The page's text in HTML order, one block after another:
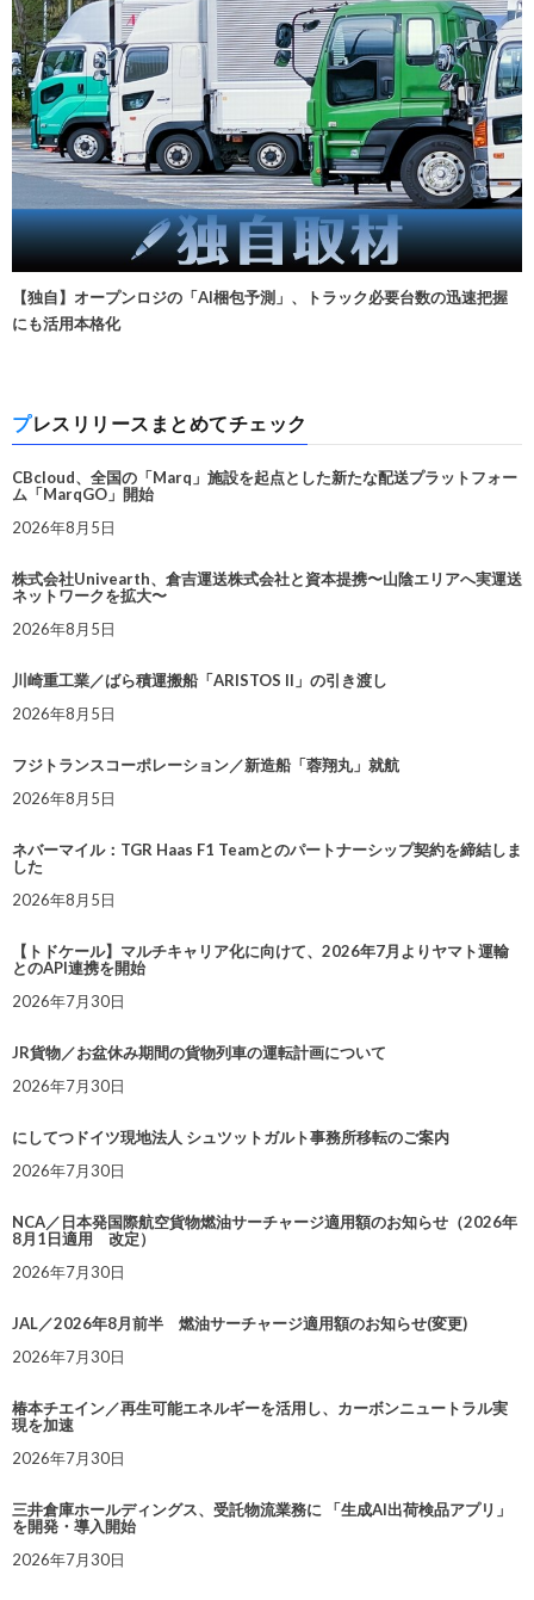
【独自】オープンロジの「AI梱包予測」、トラック必要台数の迅速把握
にも活用本格化
プレスリリースまとめてチェック
CBcloud、全国の「Marq」施設を起点とした新たな配送プラットフォー
ム「MarqGO」開始
2026年8月5日
株式会社Univearth、倉吉運送株式会社と資本提携〜山陰エリアへ実運送
ネットワークを拡大〜
2026年8月5日
川崎重工業／ばら積運搬船「ARISTOS II」の引き渡し
2026年8月5日
フジトランスコーポレーション／新造船「蓉翔丸」就航
2026年8月5日
ネバーマイル：TGR Haas F1 Teamとのパートナーシップ契約を締結しま
した
2026年8月5日
【トドケール】マルチキャリア化に向けて、2026年7月よりヤマト運輸
とのAPI連携を開始
2026年7月30日
JR貨物／お盆休み期間の貨物列車の運転計画について
2026年7月30日
にしてつドイツ現地法人 シュツットガルト事務所移転のご案内
2026年7月30日
NCA／日本発国際航空貨物燃油サーチャージ適用額のお知らせ（2026年
8月1日適用 改定）
2026年7月30日
JAL／2026年8月前半 燃油サーチャージ適用額のお知らせ(変更)
2026年7月30日
椿本チエイン／再生可能エネルギーを活用し、カーボンニュートラル実
現を加速
2026年7月30日
三井倉庫ホールディングス、受託物流業務に 「生成AI出荷検品アプリ」
を開発・導入開始
2026年7月30日